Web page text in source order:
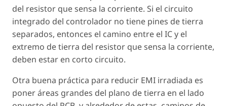
del resistor que sensa la corriente. Si el circuito
integrado del controlador no tiene pines de tierra
separados, entonces el camino entre el IC y el
extremo de tierra del resistor que sensa la corriente,
deben estar en corto circuito.
Otra buena práctica para reducir EMI irradiada es
poner áreas grandes del plano de tierra en el lado